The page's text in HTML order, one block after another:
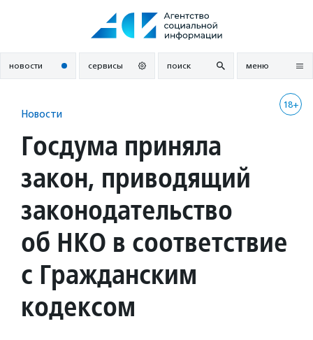
новости сервисы поиск меню
18+
Новости
Госдума приняла
закон, приводящий
законодательство
об НКО в соответствие
с Гражданским
кодексом